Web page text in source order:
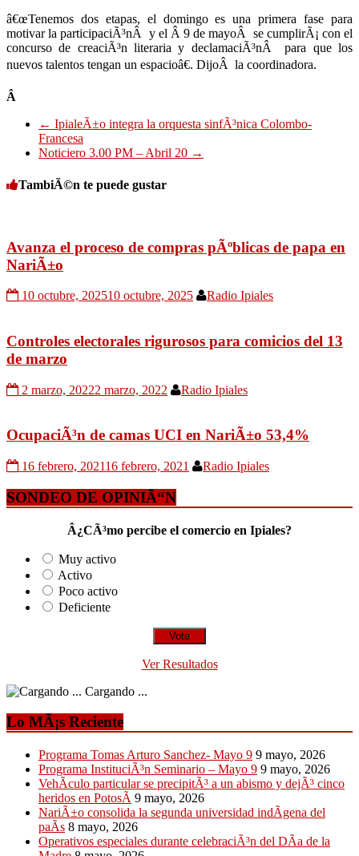
â€œTenemos dos etapas, el domingo es una primera fase para
motivar la participaciÃ³nÂ y el Â 9 de mayoÂ se cumplirÃ¡ con el
concurso de creaciÃ³n literaria y declamaciÃ³nÂ para que los
nuevos talentos tengan un espacioâ€. DijoÂ la coordinadora.
Â
← IpialeÃ±o integra la orquesta sinfÃ³nica Colombo-
Francesa
Noticiero 3.00 PM – Abril 20 →
TambiÃ©n te puede gustar
Avanza el proceso de compras pÃºblicas de papa en
NariÃ±o
10 octubre, 202510 octubre, 2025 Radio Ipiales
Controles electorales rigurosos para comicios del 13
de marzo
2 marzo, 20222 marzo, 2022 Radio Ipiales
OcupaciÃ³n de camas UCI en NariÃ±o 53,4%
16 febrero, 202116 febrero, 2021 Radio Ipiales
SONDEO DE OPINIÃ“N
Â¿CÃ³mo percibe el comercio en Ipiales?
Muy activo
Activo
Poco activo
Deficiente
Ver Resultados
Cargando ...
Lo MÃ¡s Reciente
Programa Tomas Arturo Sanchez- Mayo 9 9 mayo, 2026
Programa InstituciÃ³n Seminario – Mayo 9 9 mayo, 2026
VehÃ­culo particular se precipitÃ³ a un abismo y dejÃ³ cinco
heridos en PotosÃ­ 9 mayo, 2026
NariÃ±o consolida la segunda universidad indÃ­gena del
paÃ­s 8 mayo, 2026
Operativos especiales durante celebraciÃ³n del DÃ­a de la